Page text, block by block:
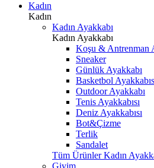
Kadın
Kadın
Kadın Ayakkabı
Kadın Ayakkabı
Koşu & Antrenman
Sneaker
Günlük Ayakkabı
Basketbol
Outdoor Ayakkabı
Tenis Ayakkabısı
Deniz Ayakkabısı
Bot&Çizme
Terlik
Sandalet
Tüm Ürünler Kadın
Giyim